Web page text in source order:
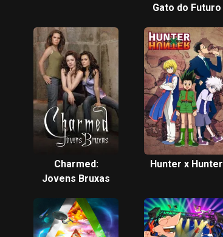
Gato do Futuro
Charmed:
Jovens Bruxas
Hunter x Hunter